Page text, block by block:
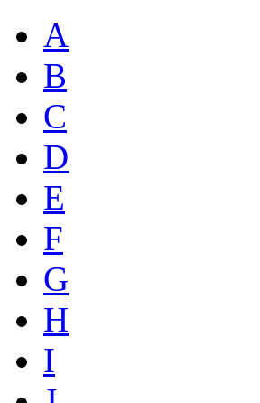
A
B
C
D
E
F
G
H
I